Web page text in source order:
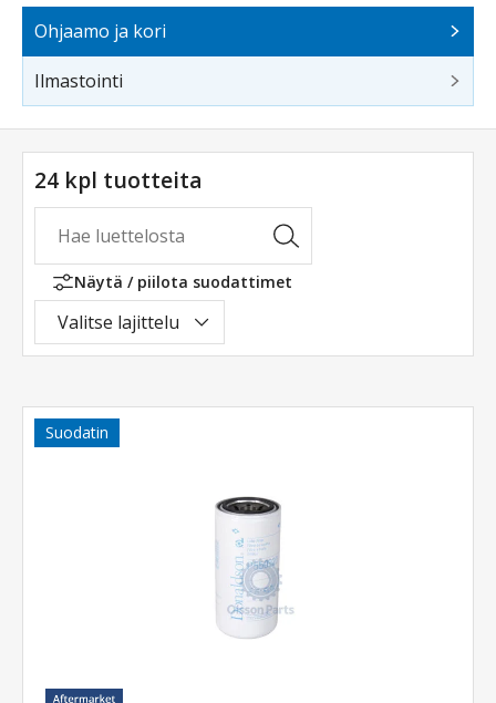
Ohjaamo ja kori
Ilmastointi
24 kpl tuotteita
Näytä / piilota suodattimet
Valitse lajittelu
Suodatin